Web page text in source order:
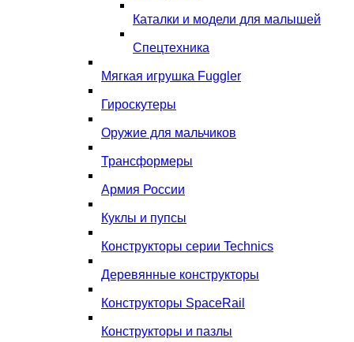
Каталки и модели для малышей
Спецтехника
Мягкая игрушка Fuggler
Гироскутеры
Оружие для мальчиков
Трансформеры
Армия России
Куклы и пупсы
Конструкторы серии Technics
Деревянные конструкторы
Конструкторы SpaceRail
Конструкторы и пазлы